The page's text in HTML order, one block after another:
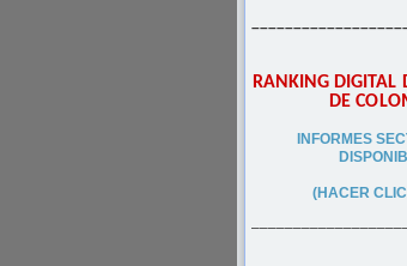
RANKING DIGITAL
DE
INFORMES
(HACER